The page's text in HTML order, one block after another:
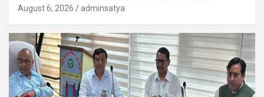
August 6, 2026 adminsatya